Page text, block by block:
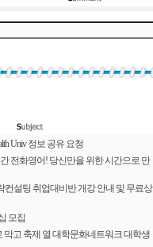
Univ 정보 공유 요청
전화영어! 당신만을 위한 시간으로 만
컨설팅 취업대비반 개강 안내 및 무료상
모집
막고 축제 열 대학문화네트워크 대학생